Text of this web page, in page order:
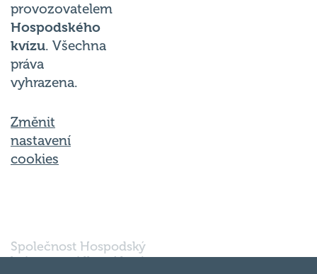
provozovatelem
Hospodského
kvízu. Všechna
práva
vyhrazena.
Změnit
nastavení
cookies
Společnost Hospodský
kvíz s.r.o., sídlem Nové